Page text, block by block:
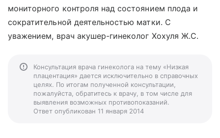
мониторного контроля над состоянием плода и
сократительной деятельностью матки. С
уважением, врач акушер-гинеколог Хохуля Ж.С.
Консультация врача гинеколога на тему «Низкая
плацентация» дается исключительно в справочных
целях. По итогам полученной консультации,
пожалуйста, обратитесь к врачу, в том числе для
выявления возможных противопоказаний.
Ответ опубликован 11 января 2014